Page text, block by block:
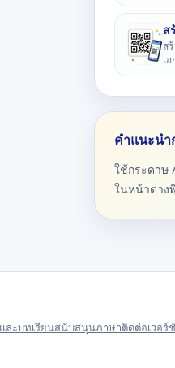
ส
ส
เ
คำแนะนำ
ใช้กระดาษ
ในหน้าต่าง
ละบทเรียนสนับสนุนภาษาติดต่อเวอ